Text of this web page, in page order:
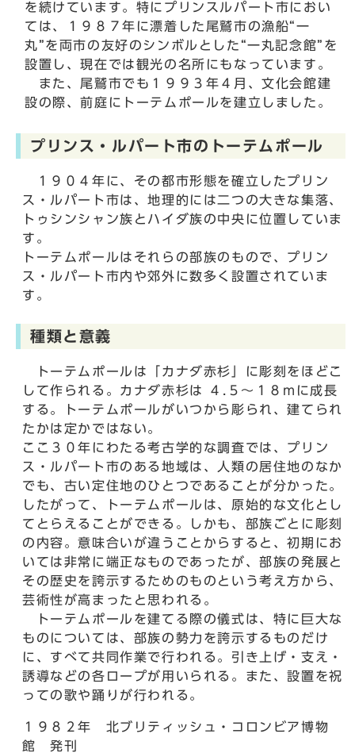
を続けています。特にプリンスルパート市におい
ては、１９８７年に漂着した尾鷲市の漁船“一
丸”を両市の友好のシンボルとした“一丸記念館”を
設置し、現在では観光の名所にもなっています。
また、尾鷲市でも１９９３年４月、文化会館建
設の際、前庭にトーテムポールを建立しました。
プリンス・ルパート市のトーテムポール
１９０４年に、その都市形態を確立したプリン
ス・ルパート市は、地理的には二つの大きな集落、
トゥシンシャン族とハイダ族の中央に位置していま
す。
トーテムポールはそれらの部族のもので、プリン
ス・ルパート市内や郊外に数多く設置されていま
す。
種類と意義
トーテムポールは「カナダ赤杉」に彫刻をほどこ
して作られる。カナダ赤杉は ４.５～１８mに成長
する。トーテムポールがいつから彫られ、建てられ
たかは定かではない。
ここ３０年にわたる考古学的な調査では、プリン
ス・ルパート市のある地域は、人類の居住地のなか
でも、古い定住地のひとつであることが分かった。
したがって、トーテムポールは、原始的な文化とし
てとらえることができる。しかも、部族ごとに彫刻
の内容。意味合いが違うことからすると、初期にお
いては非常に端正なものであったが、部族の発展と
その歴史を誇示するためのものという考え方から、
芸術性が高まったと思われる。
トーテムポールを建てる際の儀式は、特に巨大な
ものについては、部族の勢力を誇示するものだけ
に、すべて共同作業で行われる。引き上げ・支え・
誘導などの各ロープが用いられる。また、設置を祝
っての歌や踊りが行われる。
１９８２年 北ブリティッシュ・コロンビア博物
館 発刊